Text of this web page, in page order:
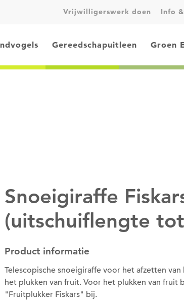
Gereedschapuitleen Groen
Vrijwilligerswerk doen Info
Snoeigiraffe
(uitschuiflengte
Product informatie
Telescopische snoeigiraffe voor het afzetten
het plukken van fruit. Voor het plukken van fruit
"Fruitplukker Fiskars" bij.